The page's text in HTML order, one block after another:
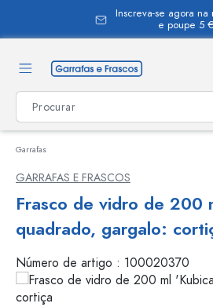
Inscreva-se agora na
e poupe 5 €
Garrafas
GARRAFAS E FRASCOS
Frasco de vidro de 200
quadrado, gargalo:
Número de artigo : 100020370